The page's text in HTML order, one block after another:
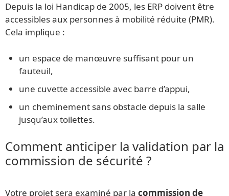
Depuis la loi Handicap de 2005, les ERP doivent être
accessibles aux personnes à mobilité réduite (PMR).
Cela implique :
un espace de manœuvre suffisant pour un
fauteuil,
une cuvette accessible avec barre d’appui,
un cheminement sans obstacle depuis la salle
jusqu’aux toilettes.
Comment anticiper la validation par la
commission de sécurité ?
Votre projet sera examiné par la commission de